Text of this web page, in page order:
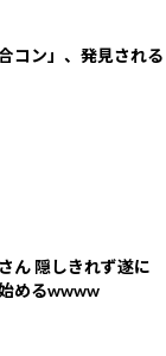
コン」、発見される
ん 隠しきれず遂に
めるwwww